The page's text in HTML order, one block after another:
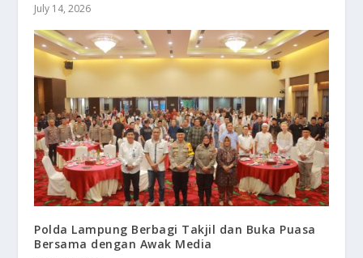
July 14, 2026
Polda Lampung Berbagi Takjil dan Buka Puasa
Bersama dengan Awak Media